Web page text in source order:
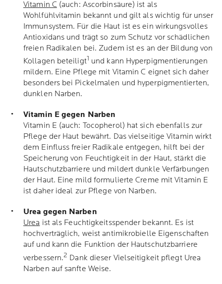
Vitamin C (auch: Ascorbinsäure) ist als
Wohlfühlvitamin bekannt und gilt als wichtig für unser
Immunsystem. Für die Haut ist es ein wirkungsvolles
Antioxidans und trägt so zum Schutz vor schädlichen
freien Radikalen bei. Zudem ist es an der Bildung von
Kollagen beteiligt1 und kann Hyperpigmentierungen
mildern. Eine Pflege mit Vitamin C eignet sich daher
besonders bei Pickelmalen und hyperpigmentierten,
dunklen Narben.
Vitamin E gegen Narben
Vitamin E (auch: Tocopherol) hat sich ebenfalls zur
Pflege der Haut bewährt. Das vielseitige Vitamin wirkt
dem Einfluss freier Radikale entgegen, hilft bei der
Speicherung von Feuchtigkeit in der Haut, stärkt die
Hautschutzbarriere und mildert dunkle Verfärbungen
der Haut. Eine mild formulierte Creme mit Vitamin E
ist daher ideal zur Pflege von Narben.
Urea gegen Narben
Urea ist als Feuchtigkeitsspender bekannt. Es ist
hochverträglich, weist antimikrobielle Eigenschaften
auf und kann die Funktion der Hautschutzbarriere
verbessern.2 Dank dieser Vielseitigkeit pflegt Urea
Narben auf sanfte Weise.